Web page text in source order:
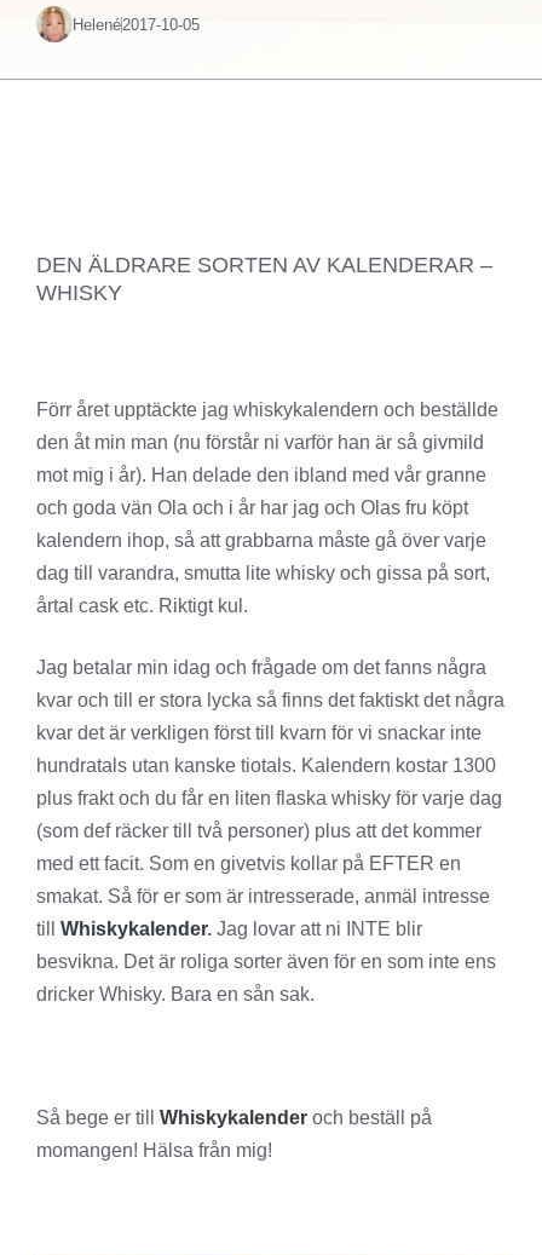
Helené2017-10-05
DEN ÄLDRARE SORTEN AV KALENDERAR –
WHISKY
Förr året upptäckte jag whiskykalendern och beställde
den åt min man (nu förstår ni varför han är så givmild
mot mig i år). Han delade den ibland med vår granne
och goda vän Ola och i år har jag och Olas fru köpt
kalendern ihop, så att grabbarna måste gå över varje
dag till varandra, smutta lite whisky och gissa på sort,
årtal cask etc. Riktigt kul.
Jag betalar min idag och frågade om det fanns några
kvar och till er stora lycka så finns det faktiskt det några
kvar det är verkligen först till kvarn för vi snackar inte
hundratals utan kanske tiotals. Kalendern kostar 1300
plus frakt och du får en liten flaska whisky för varje dag
(som def räcker till två personer) plus att det kommer
med ett facit. Som en givetvis kollar på EFTER en
smakat. Så för er som är intresserade, anmäl intresse
till Whiskykalender. Jag lovar att ni INTE blir
besvikna. Det är roliga sorter även för en som inte ens
dricker Whisky. Bara en sån sak.
Så bege er till Whiskykalender och beställ på
momangen! Hälsa från mig!